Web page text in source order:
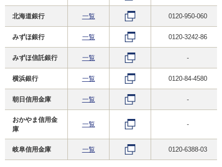
北海道銀行 一覧 0120-950-060
みずほ銀行 一覧 0120-3242-86
みずほ信託銀行 一覧 -
横浜銀行 一覧 0120-84-4580
朝日信用金庫 一覧 -
おかやま信用金
庫
一覧 -
岐阜信用金庫 一覧 0120-6388-03